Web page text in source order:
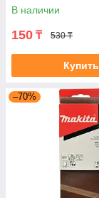
В наличии
150 ₸ 530 ₸
Купить
–70%